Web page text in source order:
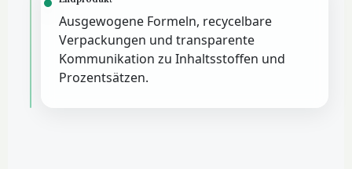
Ausgewogene Formeln, recycelbare
Verpackungen und transparente
Kommunikation zu Inhaltsstoffen und
Prozentsätzen.